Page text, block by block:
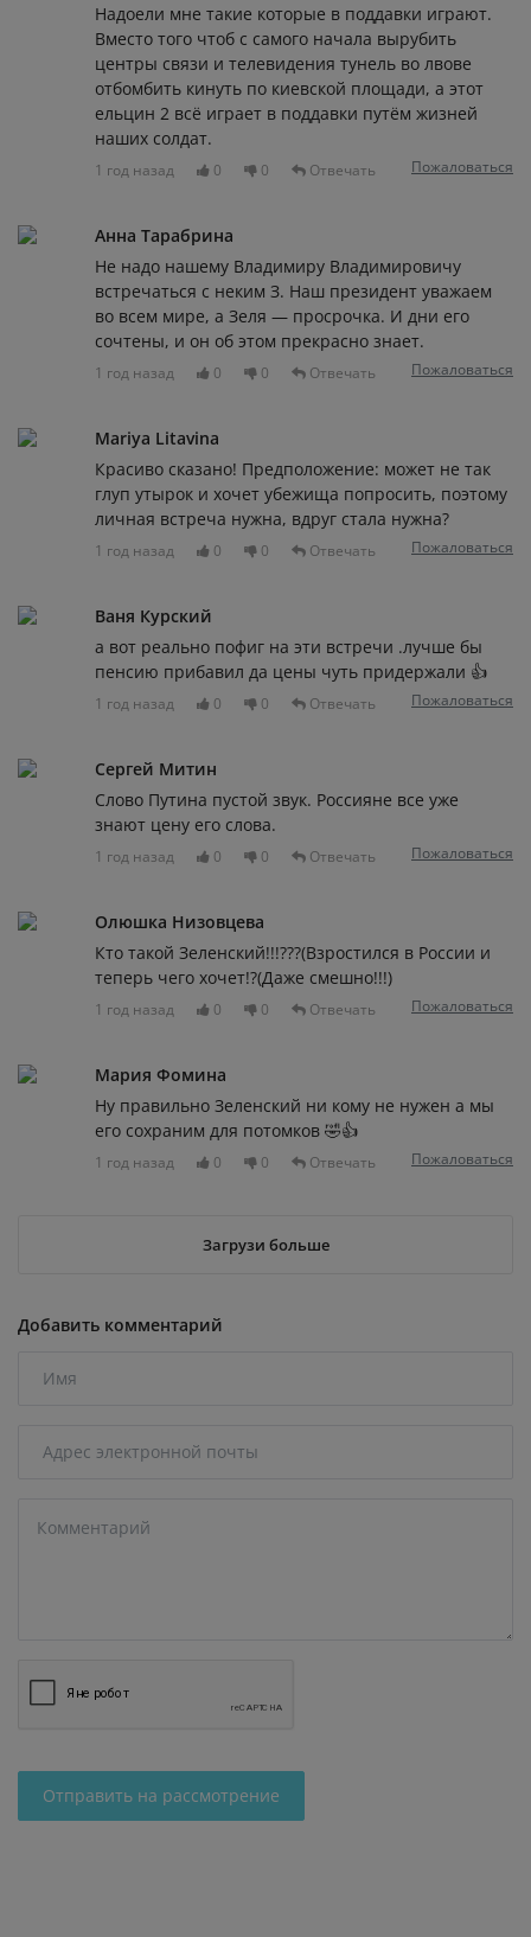
Надоели мне такие которые в поддавки играют.
Вместо того чтоб с самого начала вырубить
центры связи и телевидения тунель во лвове
отбомбить кинуть по киевской площади, а этот
ельцин 2 всё играет в поддавки путём жизней
наших солдат.
1 год назад 0 0 Отвечать Пожаловаться
Анна Тарабрина
Не надо нашему Владимиру Владимировичу
встречаться с неким З. Наш президент уважаем
во всем мире, а Зеля — просрочка. И дни его
сочтены, и он об этом прекрасно знает.
1 год назад 0 0 Отвечать Пожаловаться
Mariya Litavina
Красиво сказано! Предположение: может не так
глуп утырок и хочет убежища попросить, поэтому
личная встреча нужна, вдруг стала нужна?
1 год назад 0 0 Отвечать Пожаловаться
Ваня Курский
а вот реально пофиг на эти встречи .лучше бы
пенсию прибавил да цены чуть придержали 👍
1 год назад 0 0 Отвечать Пожаловаться
Сергей Митин
Слово Путина пустой звук. Россияне все уже
знают цену его слова.
1 год назад 0 0 Отвечать Пожаловаться
Олюшка Низовцева
Кто такой Зеленский!!!???(Взростился в России и
теперь чего хочет!?(Даже смешно!!!)
1 год назад 0 0 Отвечать Пожаловаться
Мария Фомина
Ну правильно Зеленский ни кому не нужен а мы
его сохраним для потомков 🤣👍
1 год назад 0 0 Отвечать Пожаловаться
Загрузи больше
Добавить комментарий
Отправить на рассмотрение